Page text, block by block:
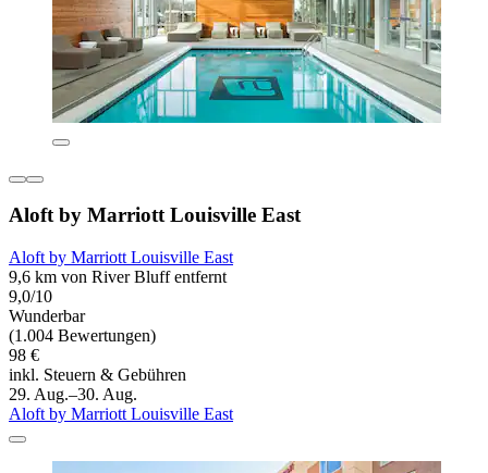
Aloft by Marriott Louisville East
Aloft by Marriott Louisville East
9,6 km von River Bluff entfernt
9,0/10
Wunderbar
(1.004 Bewertungen)
98 €
inkl. Steuern & Gebühren
29. Aug.–30. Aug.
Aloft by Marriott Louisville East